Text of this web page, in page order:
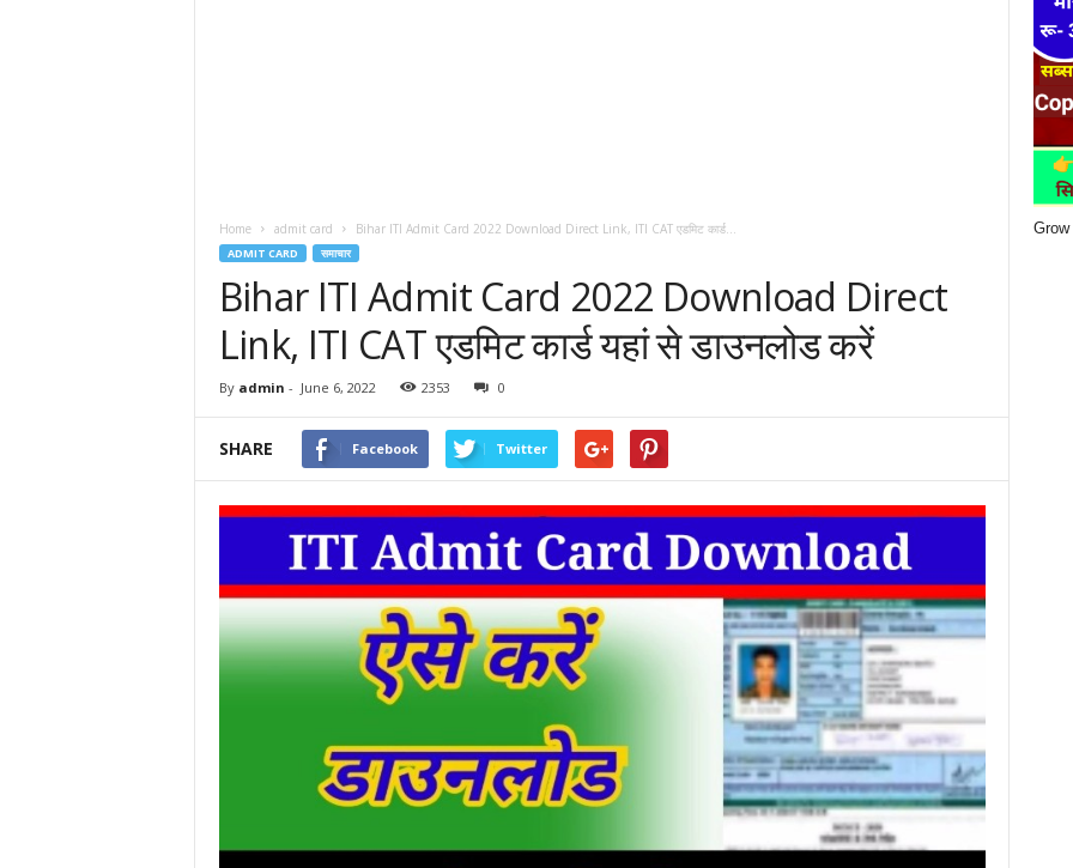
Home admit card Bihar ITI Admit Card 2022 Download Direct Link, ITI CAT एडमिट कार्ड...
ADMIT CARD समाचार
Bihar ITI Admit Card 2022 Download Direct
Link, ITI CAT एडमिट कार्ड यहां से डाउनलोड करें
By admin - June 6, 2022 2353 0
SHARE Facebook Twitter